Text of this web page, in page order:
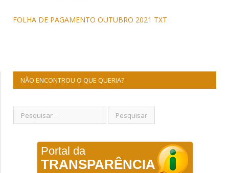
FOLHA DE PAGAMENTO OUTUBRO 2021 TXT
NÃO ENCONTROU O QUE QUERIA?
Portal da
TRANSPARÊNCIA